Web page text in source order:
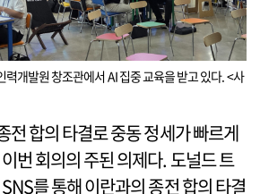
력개발원 창조관에서 AI 집중 교육을 받고 있다. <사
전 합의 타결로 중동 정세가 빠르게
번 회의의 주된 의제다. 도널드 트
를 통해 이란과의 종전 합의 타결